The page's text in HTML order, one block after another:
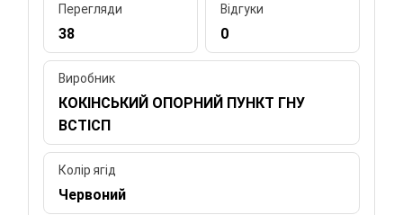
Перегляди
38
Відгуки
0
Виробник
КОКІНСЬКИЙ ОПОРНИЙ ПУНКТ ГНУ
ВСТІСП
Колір ягід
Червоний